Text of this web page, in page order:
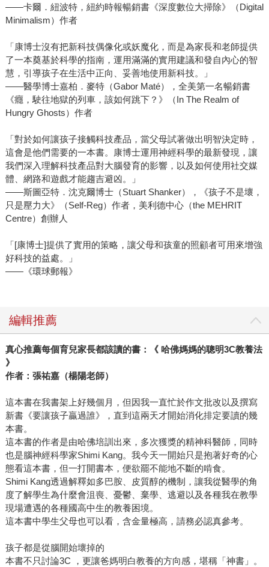
——卡爾．紐波特，紐約時報暢銷書《深度數位大掃除》（Digital
Minimalism）作者
「康博士沒有把新科技偶像化或妖魔化，而是為家長和老師提供
了一本奠基於科學的指南，運用滿滿的實用建議和發自內心的智
慧，引導孩子在生活中正向、妥善地使用新科技。」
——醫學博士嘉柏．麥特（Gabor Maté），全美第一名暢銷書
《癮，駛往地獄的列車，該如何跳下？》（In The Realm of
Hungry Ghosts）作者
「對於如何讓孩子接觸科技產品，當父母試著做出明智決定時，
這會是他們需要的一本書。康博士運用神經科學的最新發現，讓
我們深入理解科技產品對大腦發育的影響，以及如何使用社交媒
體、網路和遊戲才能趨吉避凶。」
——斯圖亞特．沈克爾博士（Stuart Shanker），《孩子不是壞，
只是壓力大》（Self-Reg）作者，美利德中心（the MEHRIT
Centre）創辦人
「[康博士]提供了實用的策略，讓父母和孩童的照顧者可用來增強
好科技的益處。」
——《環球郵報》
編輯推薦
真心推薦每個育兒家長都該讀的書：《 哈佛媽媽的聰明3C教養法
》
作者：張祐嘉（楊陽老師）
這本書在我書架上好幾個月，但因我一直忙於作文批改以及撰寫
新書《要讓孩子贏過誰》，直到這兩天才開始消化排定要讀的幾
本書。
這本書的作者是由哈佛培訓出來，多次獲獎的精神科醫師，同時
也是腦神經科學家Shimi Kang。我今天一開始只是抱著好奇的心
態看這本書，但一打開書本，便欲罷不能地不斷的啃食。
Shimi Kang透過解釋如多巴胺、皮質醇的機制，讓我從醫學的角
度了解學生為什麼會沮喪、憂鬱、棄學、逃避以及各種我在教學
現場遭遇的各種國高中生的教養困境。
這本書中學生父母也可以看，含金量極高，請務必認真參考。
孩子都是從腦開始壞掉的
本書不只討論3C ，更讓爸媽明白教養的方向感，堪稱「神書」。